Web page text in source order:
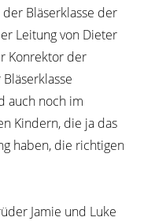
Bläserklasse der
Leitung von Dieter
Konrektor der
auch noch im
Kindern, die ja das
haben, die richtigen
Jamie und Luke